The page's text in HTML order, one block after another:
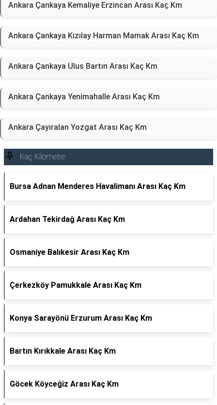
Ankara Çankaya Kemaliye Erzincan Arası Kaç Km
Ankara Çankaya Kızılay Harman Mamak Arası Kaç Km
Ankara Çankaya Ulus Bartın Arası Kaç Km
Ankara Çankaya Yenimahalle Arası Kaç Km
Ankara Çayıralan Yozgat Arası Kaç Km
Kaç Kilometre
Bursa Adnan Menderes Havalimanı Arası Kaç Km
Ardahan Tekirdağ Arası Kaç Km
Osmaniye Balıkesir Arası Kaç Km
Çerkezköy Pamukkale Arası Kaç Km
Konya Sarayönü Erzurum Arası Kaç Km
Bartın Kırıkkale Arası Kaç Km
Göcek Köyceğiz Arası Kaç Km